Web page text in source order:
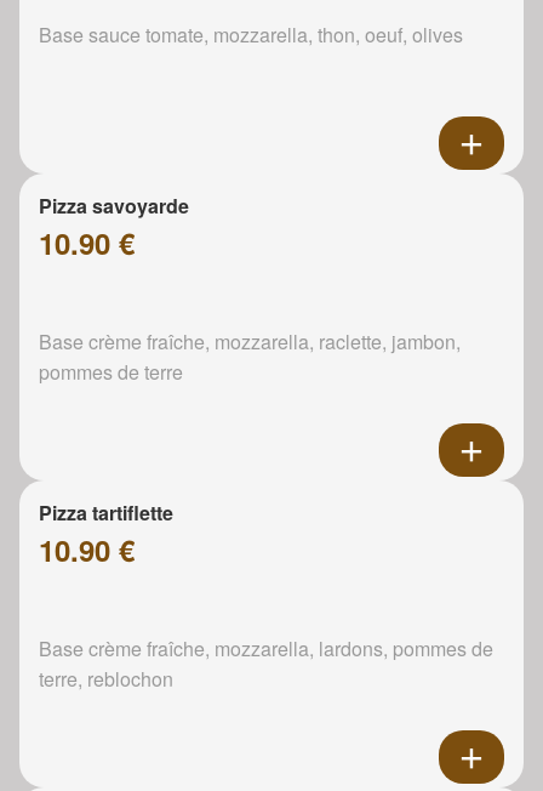
Base sauce tomate, mozzarella, thon, oeuf, olives
Pizza savoyarde
10.90 €
Base crème fraîche, mozzarella, raclette, jambon,
pommes de terre
Pizza tartiflette
10.90 €
Base crème fraîche, mozzarella, lardons, pommes de
terre, reblochon